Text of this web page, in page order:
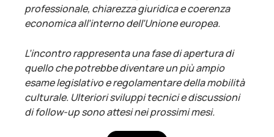
professionale, chiarezza giuridica e coerenza
economica all’interno dell’Unione europea.
L’incontro rappresenta una fase di apertura di
quello che potrebbe diventare un più ampio
esame legislativo e regolamentare della mobilità
culturale. Ulteriori sviluppi tecnici e discussioni
di follow-up sono attesi nei prossimi mesi.